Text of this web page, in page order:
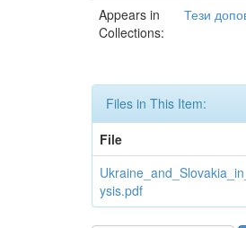
Appears in
Collections:
Тези
Files in This Item:
File
ysis.pdf